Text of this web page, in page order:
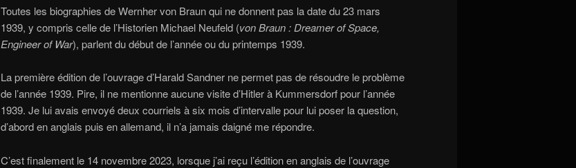
Toutes les biographies de Wernher von Braun qui ne donnent pas la date du 23 mars
1939, y compris celle de l’Historien Michael Neufeld (von Braun : Dreamer of Space,
Engineer of War), parlent du début de l’année ou du printemps 1939.
La première édition de l’ouvrage d’Harald Sandner ne permet pas de résoudre le problème
de l’année 1939. Pire, il ne mentionne aucune visite d’Hitler à Kummersdorf pour l’année
1939. Je lui avais envoyé deux courriels à six mois d’intervalle pour lui poser la question,
d’abord en anglais puis en allemand, il n’a jamais daigné me répondre.
C’est finalement le 14 novembre 2023, lorsque j’ai reçu l’édition en anglais de l’ouvrage